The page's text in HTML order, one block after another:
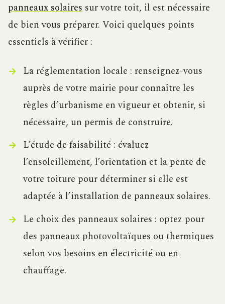
panneaux solaires sur votre toit, il est nécessaire
de bien vous préparer. Voici quelques points
essentiels à vérifier :
La réglementation locale : renseignez-vous
auprès de votre mairie pour connaître les
règles d’urbanisme en vigueur et obtenir, si
nécessaire, un permis de construire.
L’étude de faisabilité : évaluez
l’ensoleillement, l’orientation et la pente de
votre toiture pour déterminer si elle est
adaptée à l’installation de panneaux solaires.
Le choix des panneaux solaires : optez pour
des panneaux photovoltaïques ou thermiques
selon vos besoins en électricité ou en
chauffage.